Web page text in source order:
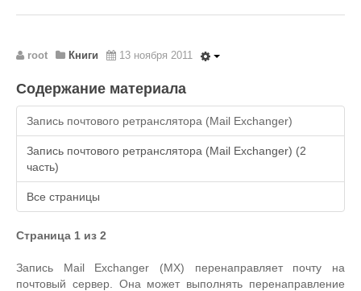
Контакты
Поиск по сайту
root Книги 13 ноября 2011
Содержание материала
Запись почтового ретранслятора (Mail Exchanger)
Запись почтового ретранслятора (Mail Exchanger) (2
часть)
Все страницы
Страница 1 из 2
Запись Mail Exchanger (MX) перенаправляет почту на
почтовый сервер. Она может выполнять перенаправление